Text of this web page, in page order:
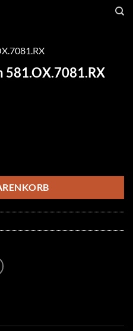
581.OX.7081.RX
€.